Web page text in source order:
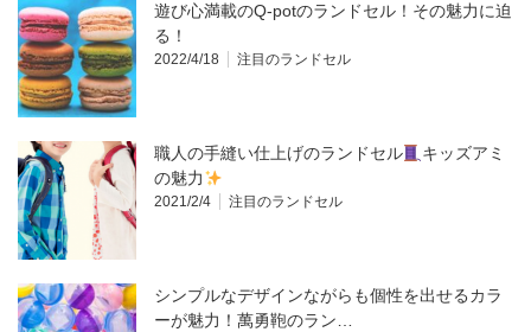
遊び心満載のQ-potのランドセル！その魅力に迫
る！
2022/4/18 注目のランドセル
職人の手縫い仕上げのランドセル
キッズアミ
の魅力
2021/2/4 注目のランドセル
シンプルなデザインながらも個性を出せるカラ
ーが魅力！萬勇鞄のラン…